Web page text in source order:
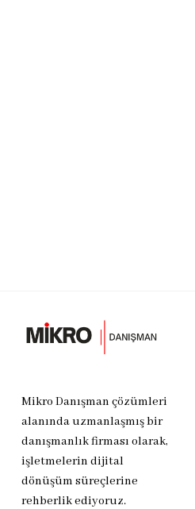
Mikro Danışman çözümleri
alanında uzmanlaşmış bir
danışmanlık firması olarak,
işletmelerin dijital
dönüşüm süreçlerine
rehberlik ediyoruz.